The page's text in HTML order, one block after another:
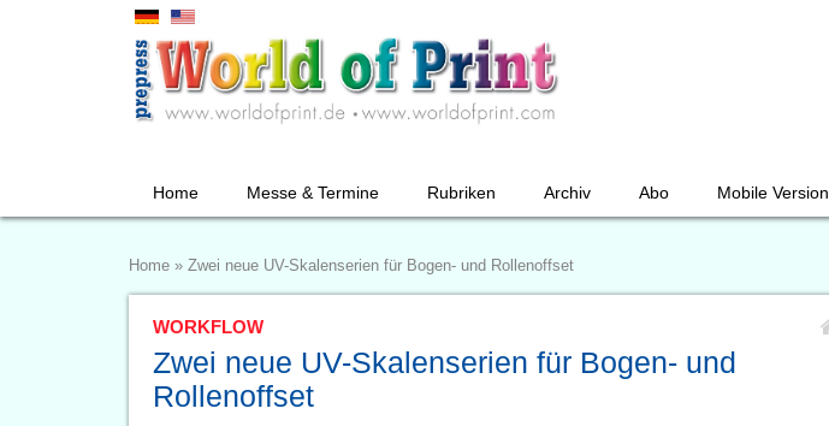
Home Messe & Termine Rubriken Archiv Abo Mobile Version
Home » Zwei neue UV-Skalenserien für Bogen- und Rollenoffset
WORKFLOW
Zwei neue UV-Skalenserien für Bogen- und
Rollenoffset